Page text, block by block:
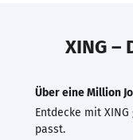
XING –
Über eine Million
Entdecke mit
passt.